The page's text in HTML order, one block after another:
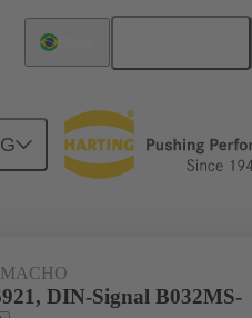
para placa-filha 09 02 132 6921
DIN-Signal B032MS-